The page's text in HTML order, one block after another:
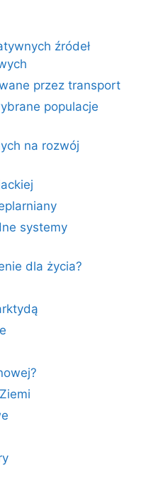
źródeł
przez transport
populacje
na rozwój
systemy
dla życia?